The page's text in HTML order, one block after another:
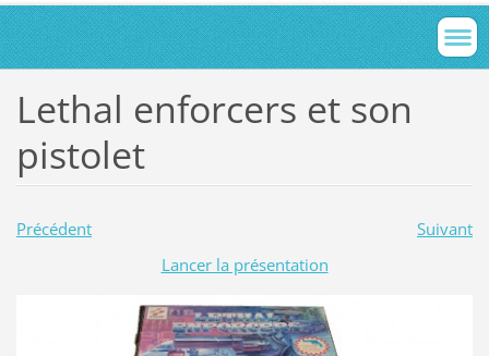
Lethal enforcers et son
pistolet
Précédent
Suivant
Lancer la présentation